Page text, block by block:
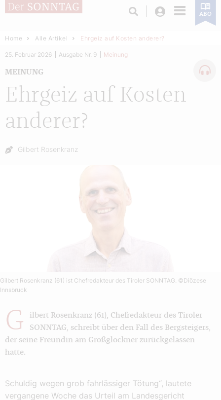
Login ABO
Home Alle Artikel Ehrgeiz auf Kosten anderer?
Ehrgeiz auf Kosten
anderer?
MEINUNG
25. Februar 2026 Ausgabe Nr. 9 Meinung
Autor:
Gilbert Rosenkranz
Gilbert Rosenkranz (61) ist Chefredakteur des Tiroler SONNTAG. ©Diözese
Innsbruck
G
ilbert Rosenkranz (61), Chefredakteur des Tiroler
SONNTAG, schreibt über den Fall des Bergsteigers,
der seine Freundin am Großglockner zurückgelassen
hatte.
Schuldig wegen grob fahrlässiger Tötung“, lautete
vergangene Woche das Urteil am Landesgericht